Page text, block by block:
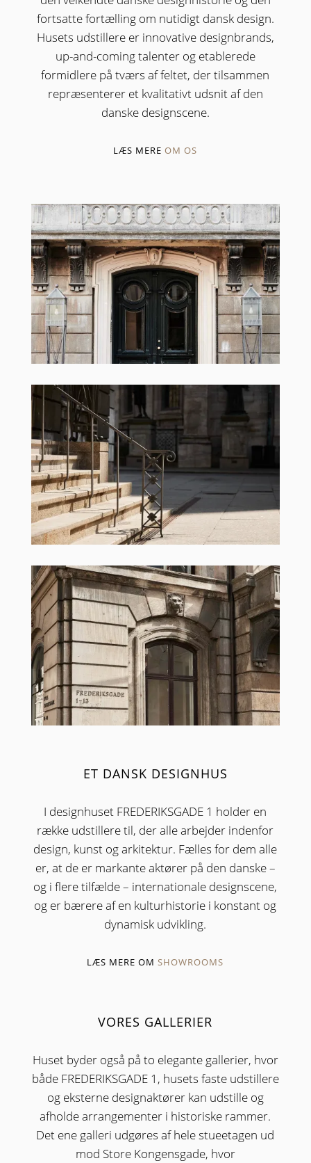
fortsatte fortælling om nutidigt dansk design.
Husets udstillere er innovative designbrands,
up-and-coming talenter og etablerede
formidlere på tværs af feltet, der tilsammen
repræsenterer et kvalitativt udsnit af den
danske designscene.
LÆS MERE OM OS
ET DANSK DESIGNHUS
I designhuset FREDERIKSGADE 1 holder en
række udstillere til, der alle arbejder indenfor
design, kunst og arkitektur. Fælles for dem alle
er, at de er markante aktører på den danske –
og i flere tilfælde – internationale designscene,
og er bærere af en kulturhistorie i konstant og
dynamisk udvikling.
LÆS MERE OM SHOWROOMS
VORES GALLERIER
Huset byder også på to elegante gallerier, hvor
både FREDERIKSGADE 1, husets faste udstillere
og eksterne designaktører kan udstille og
afholde arrangementer i historiske rammer.
Det ene galleri udgøres af hele stueetagen ud
mod Store Kongensgade, hvor